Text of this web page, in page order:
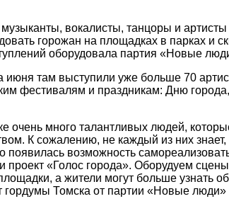
вокалисты, танцоры и
горожан на площадках в парках и
оборудовала партия «Новые
июня там выступили уже больше 70
фестивалям и праздникам: Дню
очень много талантливых людей,
К сожалению, не каждый из них
появилась возможность
проект «Голос города». Оборудуем
а жители могут больше узнать
гордумы Томска от партии «Новые